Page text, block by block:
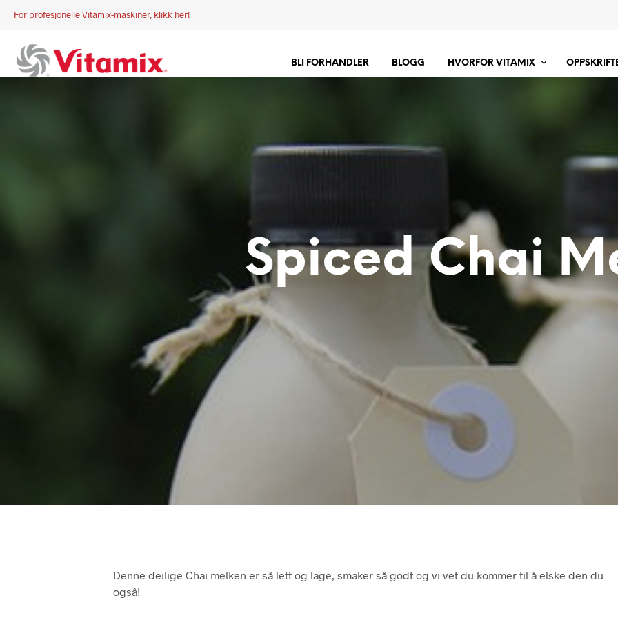
For profesjonelle Vitamix-maskiner, klikk her!
BLI FORHANDLER BLOGG HVORFOR VITAMIX
Spiced Chai
Denne deilige Chai melken er så lett og lage, smaker så godt og vi vet du kommer til å elske den du
også!